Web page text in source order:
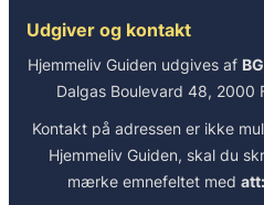
Udgiver og kontakt
Hjemmeliv Guiden udgives af
Dalgas Boulevard 48, 2000
Kontakt på adressen er ikke
Hjemmeliv Guiden, skal du
mærke emnefeltet med